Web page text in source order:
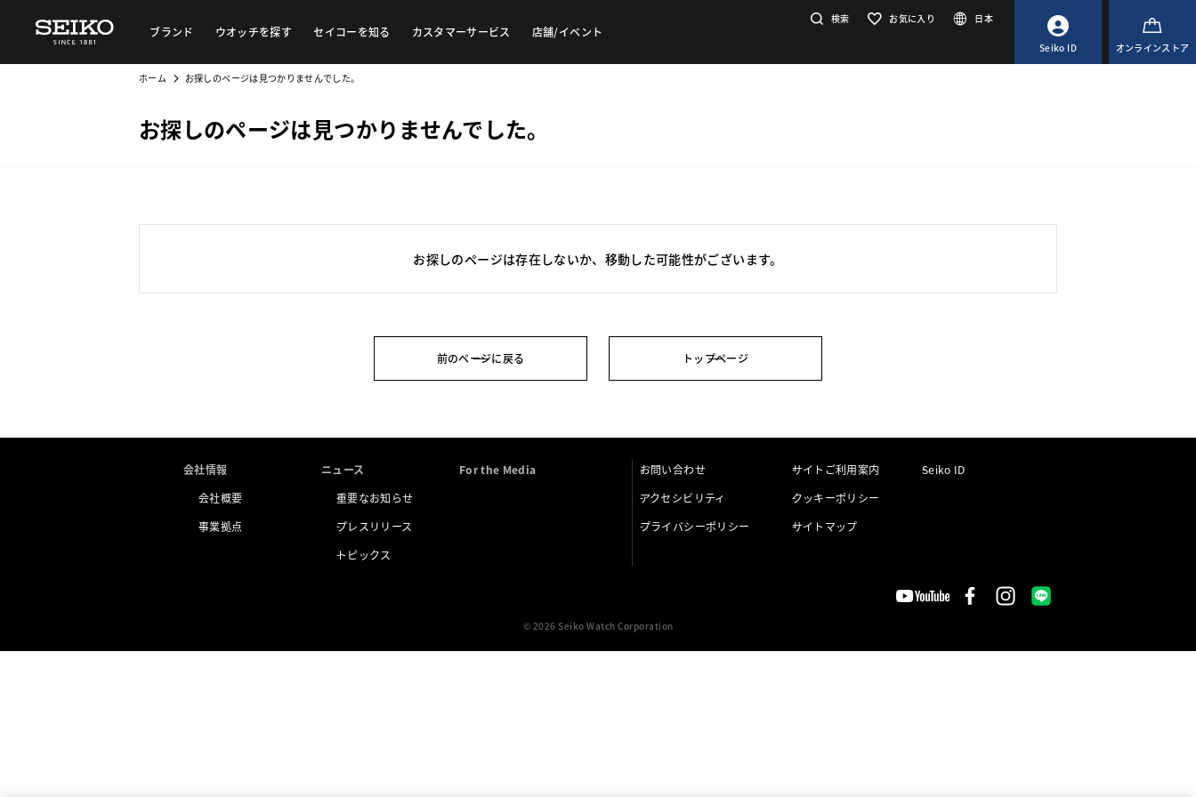
ブランド ウオッチを探す セイコーを知る カスタマーサービス 店舗/イベント
検索 お気に入り 日本
Seiko ID オンラインストア
ホーム お探しのページは見つかりませんでした。
お探しのページは見つかりませんでした。
お探しのページは存在しないか、移動した可能性がございます。
前のページに戻る トップページ
会社情報
会社概要
事業拠点
ニュース
重要なお知らせ
プレスリリース
トピックス
For the Media
お問い合わせ
アクセシビリティ
プライバシーポリシー
サイトご利用案内
クッキーポリシー
サイトマップ
Seiko ID
© 2026 Seiko Watch Corporation